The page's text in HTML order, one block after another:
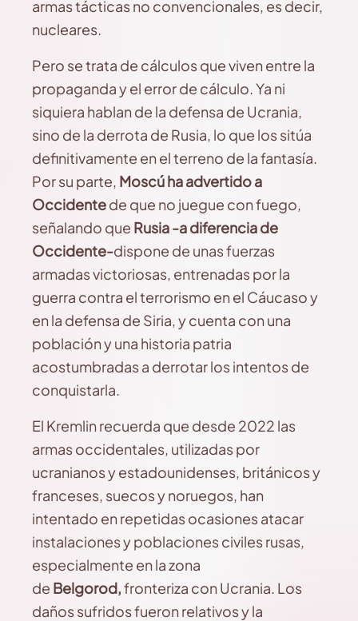
armas tácticas no convencionales, es decir,
nucleares.
Pero se trata de cálculos que viven entre la
propaganda y el error de cálculo. Ya ni
siquiera hablan de la defensa de Ucrania,
sino de la derrota de Rusia, lo que los sitúa
definitivamente en el terreno de la fantasía.
Por su parte, Moscú ha advertido a
Occidentede que no juegue con fuego,
señalando que Rusia -a diferencia de
Occidente-dispone de unas fuerzas
armadas victoriosas, entrenadas por la
guerra contra el terrorismo en el Cáucaso y
en la defensa de Siria, y cuenta con una
población y una historia patria
acostumbradas a derrotar los intentos de
conquistarla.
El Kremlin recuerda que desde 2022 las
armas occidentales, utilizadas por
ucranianos y estadounidenses, británicos y
franceses, suecos y noruegos, han
intentado en repetidas ocasiones atacar
instalaciones y poblaciones civiles rusas,
especialmente en la zona
de Belgorod,fronteriza con Ucrania. Los
daños sufridos fueron relativos y la